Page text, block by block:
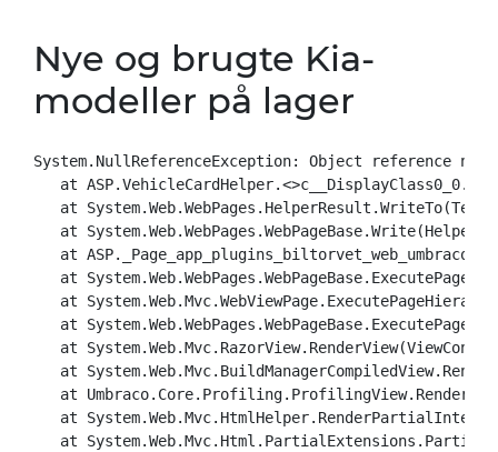
Nye og brugte Kia-
modeller på lager
System.NullReferenceException: Object reference
at
at
at
at
at
at
at
at
at
at
at
at